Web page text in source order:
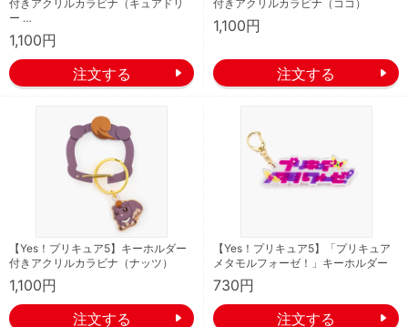
付きアクリルカラビナ（キュアドリ
ー …
1,100円
付きアクリルカラビナ（ココ）
1,100円
【Yes！プリキュア5】キーホルダー
付きアクリルカラビナ（ナッツ）
1,100円
【Yes！プリキュア5】「プリキュア
メタモルフォーゼ！」キーホルダー
730円